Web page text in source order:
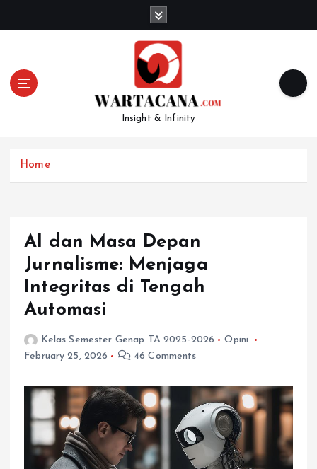
n
Insight & Infinity
Home
AI dan Masa Depan
Jurnalisme: Menjaga
Integritas di Tengah
Automasi
Kelas Semester Genap TA 2025-2026
Opini
February 25, 2026
46 Comments